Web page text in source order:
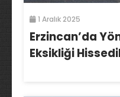
1 Aralık 2025
Erzincan’da
Eksikliği